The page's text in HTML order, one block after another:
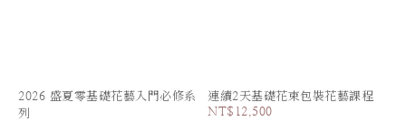
2026 盛夏零基礎花藝入門必修系
列
連續2天基礎花束包裝花藝課程
NT$12,500